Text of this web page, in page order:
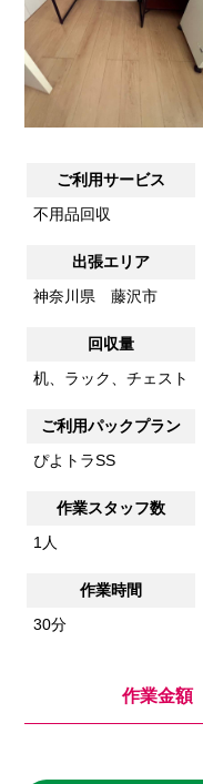
ご利用サービス
不用品回収
出張エリア
神奈川県 藤沢市
回収量
机、ラック、チェスト
ご利用パックプラン
ぴよトラSS
作業スタッフ数
1人
作業時間
30分
作業金額